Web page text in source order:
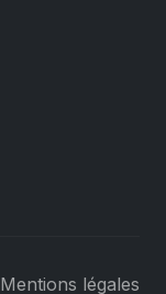
Mentions légales